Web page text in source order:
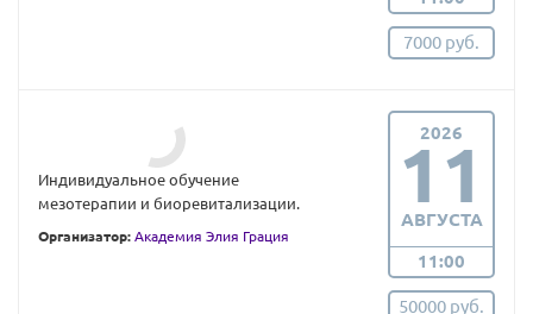
7000 руб.
Индивидуальное обучение
мезотерапии и биоревитализации.
Организатор: Академия Элия Грация
2026
11
АВГУСТА
11:00
50000 руб.